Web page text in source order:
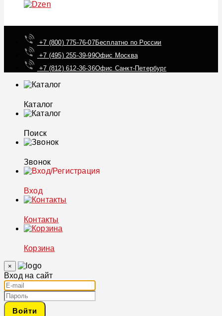
+7 (800) 775-76-07Бесплатно по России
+7 (495) 255-39-99Офис Москва
+7 (812) 612-36-36Офис Санкт-Петербург
Каталог
Поиск
Звонок
Вход
Контакты
Корзина
×
Вход на сайт
Войти